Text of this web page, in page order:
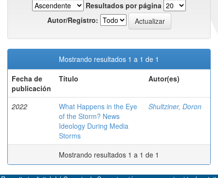
Resultados por página
Autor/Registro:
Mostrando resultados 1 a 1 de 1
Fecha de
publicación
Título Autor(es)
2022
What Happens in the Eye
of the Storm? News
Ideology During Media
Storms
Shultziner, Doron
Mostrando resultados 1 a 1 de 1